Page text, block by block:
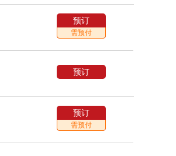
预订
需预付
预订
预订
需预付